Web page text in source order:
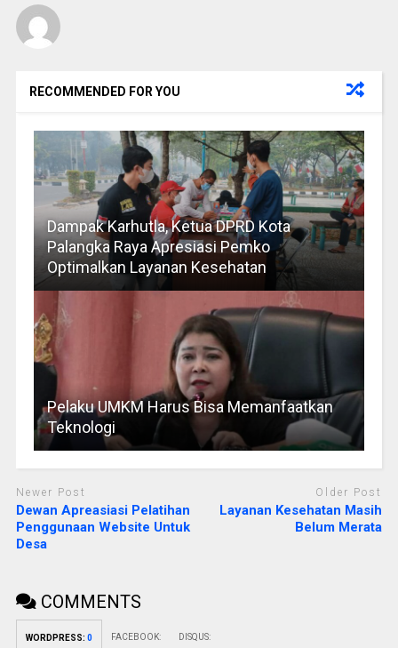
RECOMMENDED FOR YOU
Dampak Karhutla, Ketua DPRD Kota
Palangka Raya Apresiasi Pemko
Optimalkan Layanan Kesehatan
Pelaku UMKM Harus Bisa Memanfaatkan
Teknologi
Newer Post
Dewan Apreasiasi Pelatihan
Penggunaan Website Untuk
Desa
Older Post
Layanan Kesehatan Masih
Belum Merata
COMMENTS
WORDPRESS: 0 FACEBOOK: DISQUS: